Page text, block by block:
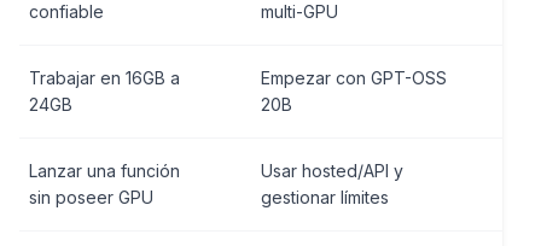
confiable
multi-GPU
Trabajar en 16GB a
24GB
Empezar con GPT-OSS
20B
Lanzar una función
sin poseer GPU
Usar hosted/API y
gestionar límites